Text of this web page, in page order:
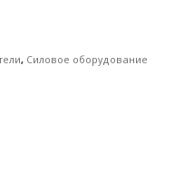
, Силовое оборудование